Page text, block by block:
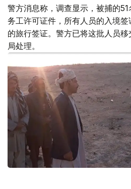
警方消息称，调查显示，被捕的
务工许可证件，所有人员的入境
的旅行签证。警方已将这批人员
局处理。